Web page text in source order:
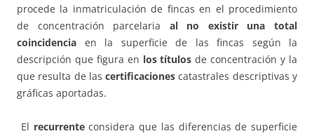
procede la inmatriculación de fincas en el procedimiento
de concentración parcelaria al no existir una total
coincidencia en la superficie de las fincas según la
descripción que figura en los títulos de concentración y la
que resulta de lascertificacionescatastrales descriptivas y
gráficas aportadas.
El recurrenteconsidera que las diferencias de superficie